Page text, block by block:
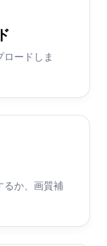
ードしま
るか、画質補